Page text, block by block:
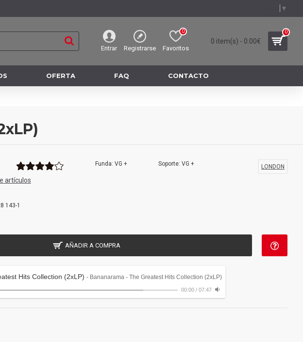
▼
Entrar Registrarse Favoritos
0
0 item(s) - 0.00€
0
OFERTA FAQ CONTACTO
Funda: VG + Soporte: VG +
artículos
143-1
LONDON
AÑADIR A COMPRA
Hits Collection (2xLP) - Bananarama ‎- The Greatest Hits Collection (2xLP)
00:00/ 07:47